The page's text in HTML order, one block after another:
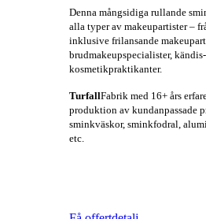
Denna mångsidiga rullande
alla typer av makeupartister –
inklusive frilansande
brudmakeupspecialister,
kosmetikpraktikanter.
TurfallFabrik med 16+ års
produktion av kundanpassade
sminkväskor, sminkfodral,
etc.